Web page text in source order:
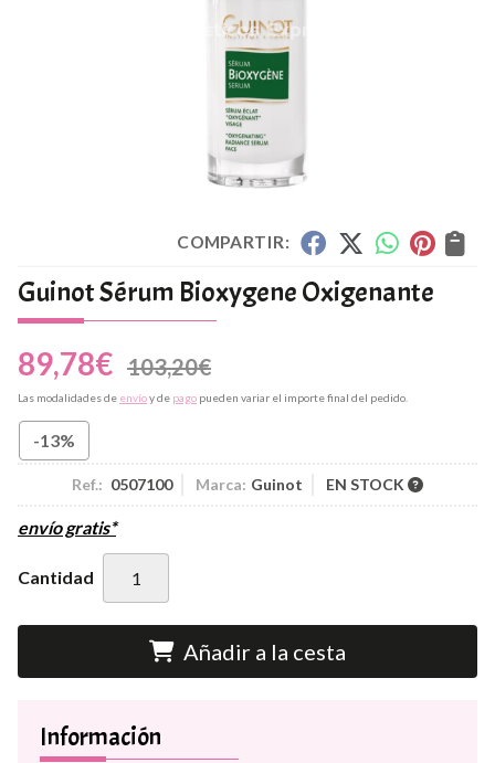
COMPARTIR:
Guinot Sérum Bioxygene Oxigenante
89,78€ 103,20€
Las modalidades de envíoy de pago pueden variar el importe final del pedido.
-13%
Ref.: 0507100 Marca: Guinot EN STOCK
envío gratis*
Cantidad
Añadir a la cesta
Información